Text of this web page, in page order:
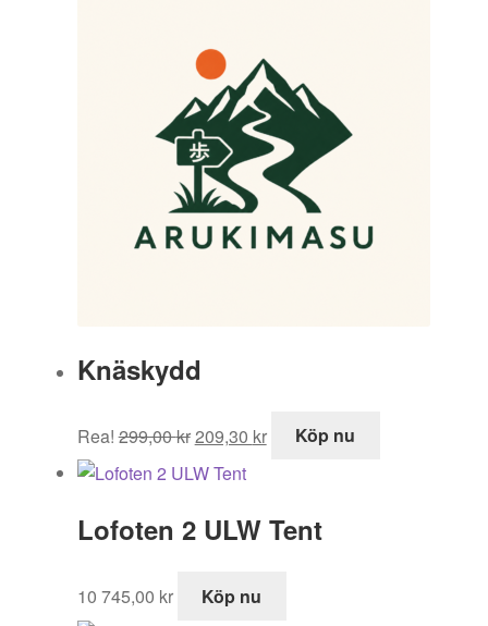
Knäskydd
Rea! 299,00kr
ursprungliga
priset
299,00 kr.
209,30 kr
nuvarande
209,30 kr.
Köp nu
Lofoten 2 ULW Tent
10 745,00 kr Köp nu